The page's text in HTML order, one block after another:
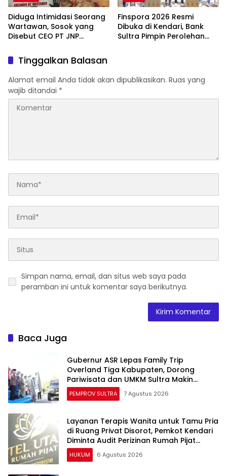
Diduga Intimidasi Seorang
Wartawan, Sosok yang
Disebut CEO PT JNP
Kolaka
Finspora 2026 Resmi
Dibuka di Kendari, Bank
Sultra Pimpin Perolehan
Tinggalkan Balasan
Alamat email Anda tidak akan dipublikasikan. Ruas yang
wajib ditandai *
Simpan nama, email, dan situs web saya pada
peramban ini untuk komentar saya berikutnya.
Baca Juga
Gubernur ASR Lepas Family Trip
Overland Tiga Kabupaten, Dorong
Pariwisata dan UMKM Sultra Makin
Berkembang
PEMPROV SULTRA 7 Agustus 2026
Layanan Terapis Wanita untuk Tamu Pria
di Ruang Privat Disorot, Pemkot Kendari
Diminta Audit Perizinan Rumah Pijat
Utami
HUKUM 6 Agustus 2026